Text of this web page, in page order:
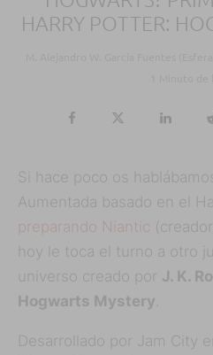
HARRY POTTER:
Si hace poco os
Aumentada basado en el
preparando Niantic
hoy le toca el turno a otro
universo creado por J. K.
Hogwarts Mystery
Desarrollado por Jam City